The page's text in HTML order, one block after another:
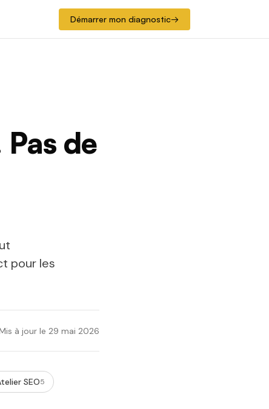
Démarrer mon diagnostic→
de
pour les
à jour le 29 mai 2026
SEO5